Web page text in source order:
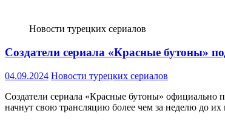
Новости турецких сериалов
Создатели сериала «Красные бутоны»
04.09.2024 Новости турецких сериалов
Создатели сериала «Красные бутоны» официально
начнут свою трансляцию более чем за неделю до их